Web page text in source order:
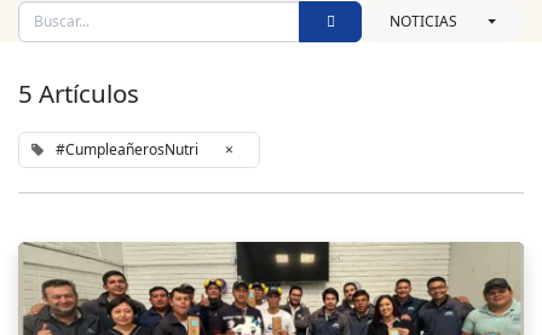
NOTICIAS
5 Artículos
#CumpleañerosNutri ×